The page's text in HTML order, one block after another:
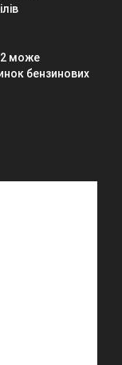
2 може
бензинових